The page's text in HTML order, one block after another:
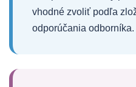
vhodné zvoliť podľa
odporúčania odborníka.